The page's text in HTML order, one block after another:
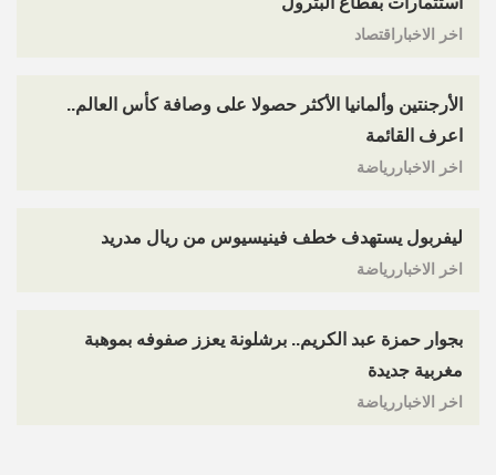
اخر الاخباراقتصاد
الأرجنتين وألمانيا الأكثر حصولا على وصافة كأس العالم..
اعرف القائمة
اخر الاخباررياضة
ليفربول يستهدف خطف فينيسيوس من ريال مدريد
اخر الاخباررياضة
بجوار حمزة عبد الكريم.. برشلونة يعزز صفوفه بموهبة
مغربية جديدة
اخر الاخباررياضة